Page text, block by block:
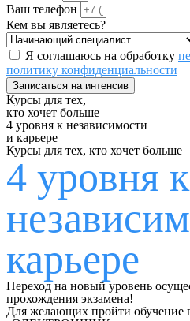
Ваш телефон
Кем вы являетесь?
Я соглашаюсь на обработку
политику конфиденциальности
Записаться на интенсив
Курсы для тех,
кто хочет больше
4 уровня к независимости
и карьере
Курсы для тех, кто хочет больше
4 уровня к
карьере
Переход на новый уровень
прохождения экзамена!
Для желающих пройти обучение